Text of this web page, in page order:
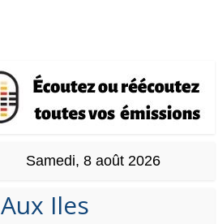
Samedi, 8 août 2026
Aux Iles